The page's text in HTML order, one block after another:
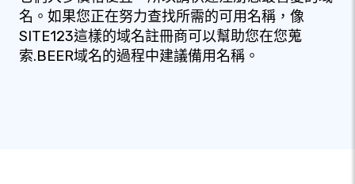
名。如果您正在努力查找所需的可用名稱，像
SITE123這樣的域名註冊商可以幫助您在您蒐
索.BEER域名的過程中建議備用名稱。